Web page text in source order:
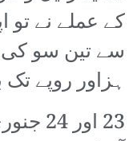
کے عملے نے تو
سے تین سو کی
ہزاور روپے تک
23